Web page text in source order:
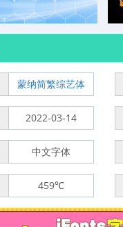
蒙纳简繁综艺体
2022-03-14
中文字体
459℃